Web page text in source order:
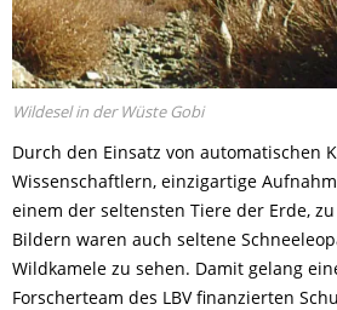
Wildesel in der Wüste Gobi
Durch den Einsatz von automatischen
Wissenschaftlern, einzigartige
einem der seltensten Tiere der Erde,
Bildern waren auch seltene
Wildkamele zu sehen. Damit gelang
Forscherteam des LBV finanzierten